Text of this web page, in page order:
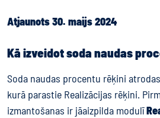
Atjaunots 30. maijs 2024
Kā izveidot soda naudas
Soda naudas procentu rēķini
kurā parastie Realizācijas rēķini.
izmantošanas ir jāaizpilda modulī